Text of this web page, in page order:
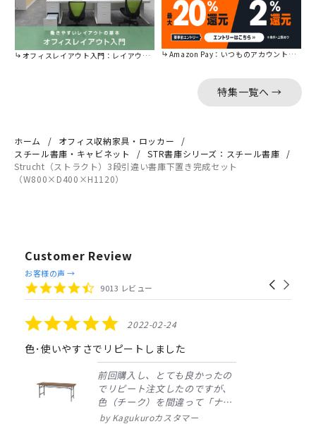
オフィスレイアウト入門：レイアウトの基本をご紹介。 Amazon Pay：いつものアカウントで簡単に決済可能。
特集一覧へ →
ホーム
オフィス収納家具・ロッカー
スチール書庫・キャビネット
STR書庫シリーズ：スチール書庫
Strucht（ストラクト）3段引違い書庫下置き完成セット
（W800×D400×H1120）
Customer Review
Reviews
carousel
Carousel
4.4
star
9013 レビュー
お客様の声 →
5.0
star
rating
2022-02-24
色･使いやすさでリピートしました
前回購入し、とても良かったの
でリピート注文したのですが、
色（チーク）を間違って「ナチ
ュラル」としてしまいました。
Kagukuroカスタマー